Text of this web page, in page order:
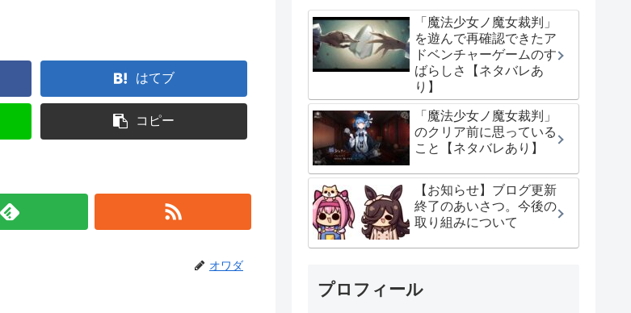
はてブ
コピー
オワダ
「魔法少女ノ魔女裁判」
を遊んで再確認できたア
ドベンチャーゲームのす
ばらしさ【ネタバレあ
り】
「魔法少女ノ魔女裁判」
のクリア前に思っている
こと【ネタバレあり】
【お知らせ】ブログ更新
終了のあいさつ。今後の
取り組みについて
プロフィール